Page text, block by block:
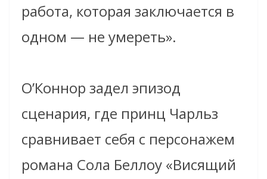
работа, которая заключается в
одном — не умереть».
О’Коннор задел эпизод
сценария, где принц Чарльз
сравнивает себя с персонажем
романа Сола Беллоу «Висящий